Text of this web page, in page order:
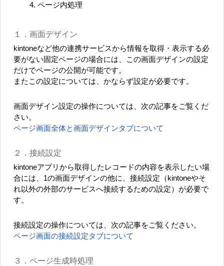
ページ内処理
１．画面デザイン
kintoneなど他の連携サービスから情報を取得・表示する必
要がない固定ページの場合には、この画面デザインの設定
だけでページの公開が可能です。
またこの設定については、かならず設定が必要です。
画面デザイン設定の操作については、次の記事をご覧くだ
さい。
ページ画面全体と画面デザインタブについて
２．接続設定
kintoneアプリから取得したレコードの内容を表示したい場
合には、1の画面デザインの他に、接続設定（kintoneやそ
れ以外の外部のサービスへ接続するための設定）が必要で
す。
接続設定の操作については、次の記事をご覧ください。
ページ画面の接続設定タブについて
３．ページ生成時処理